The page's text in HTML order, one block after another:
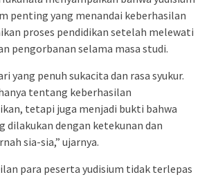
penting yang menandai keberhasilan
proses pendidikan setelah melewati
pengorbanan selama masa studi.
yang penuh sukacita dan rasa syukur.
tentang keberhasilan
tetapi juga menjadi bukti bahwa
dilakukan dengan ketekunan dan
sia-sia,” ujarnya.
para peserta yudisium tidak terlepas